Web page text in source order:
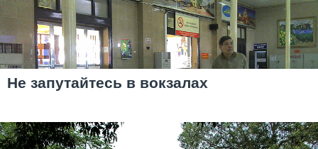
Не запутайтесь в вокзалах